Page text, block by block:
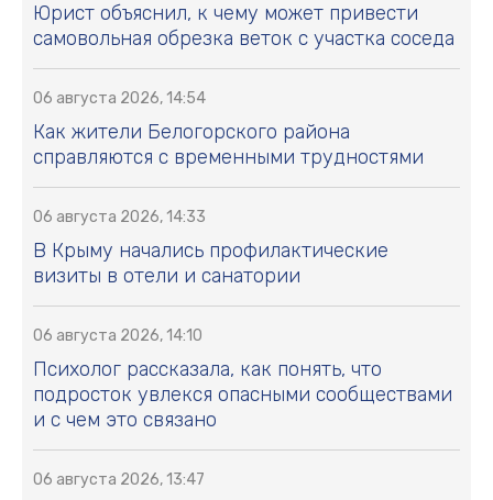
Юрист объяснил, к чему может привести
самовольная обрезка веток с участка соседа
06 августа 2026, 14:54
Как жители Белогорского района
справляются с временными трудностями
06 августа 2026, 14:33
В Крыму начались профилактические
визиты в отели и санатории
06 августа 2026, 14:10
Психолог рассказала, как понять, что
подросток увлекся опасными сообществами
и с чем это связано
06 августа 2026, 13:47